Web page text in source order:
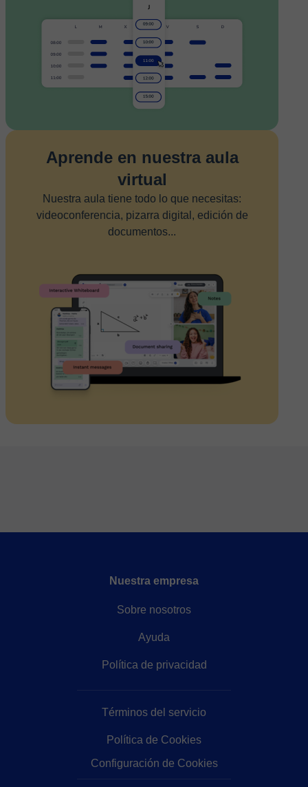
Aprende en nuestra aula
virtual
Nuestra aula tiene todo lo que necesitas:
videoconferencia, pizarra digital, edición de
documentos...
Nuestra empresa
Sobre nosotros
Ayuda
Política de privacidad
Términos del servicio
Política de Cookies
Configuración de Cookies